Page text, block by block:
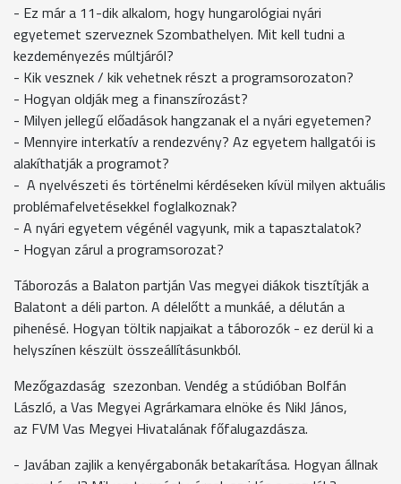
- Ez már a 11-dik alkalom, hogy hungarológiai nyári
egyetemet szerveznek Szombathelyen. Mit kell tudni a
kezdeményezés múltjáról?
- Kik vesznek / kik vehetnek részt a programsorozaton?
- Hogyan oldják meg a finanszírozást?
- Milyen jellegű előadások hangzanak el a nyári egyetemen?
- Mennyire interkatív a rendezvény? Az egyetem hallgatói is
alakíthatják a programot?
- A nyelvészeti és történelmi kérdéseken kívül milyen aktuális
problémafelvetésekkel foglalkoznak?
- A nyári egyetem végénél vagyunk, mik a tapasztalatok?
- Hogyan zárul a programsorozat?
Táborozás a Balaton partján Vas megyei diákok tisztítják a
Balatont a déli parton. A délelőtt a munkáé, a délután a
pihenésé. Hogyan töltik napjaikat a táborozók - ez derül ki a
helyszínen készült összeállításunkból.
Mezőgazdaság  szezonban. Vendég a stúdióban Bolfán
László, a Vas Megyei Agrárkamara elnöke és Nikl János,
az FVM Vas Megyei Hivatalának főfalugazdásza.
- Javában zajlik a kenyérgabonák betakarítása. Hogyan állnak